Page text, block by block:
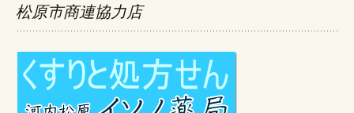
松原市商連協力店